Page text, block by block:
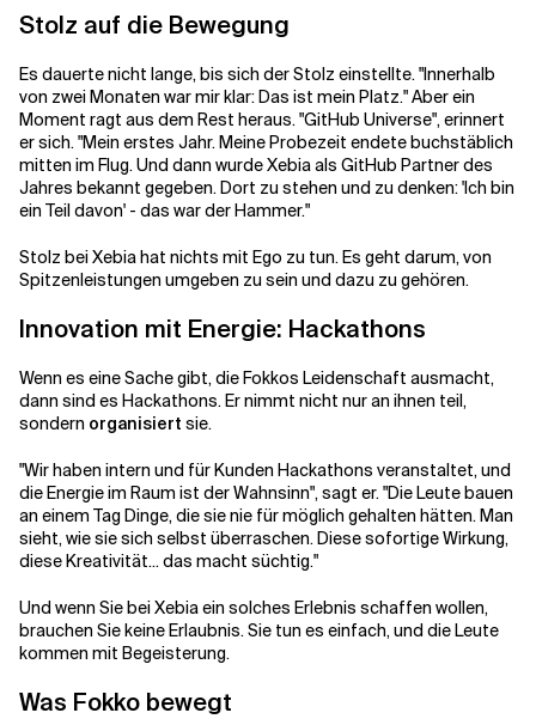
Stolz auf die Bewegung
Es dauerte nicht lange, bis sich der Stolz einstellte. "Innerhalb
von zwei Monaten war mir klar: Das ist mein Platz." Aber ein
Moment ragt aus dem Rest heraus. "GitHub Universe", erinnert
er sich. "Mein erstes Jahr. Meine Probezeit endete buchstäblich
mitten im Flug. Und dann wurde Xebia als GitHub Partner des
Jahres bekannt gegeben. Dort zu stehen und zu denken: 'Ich bin
ein Teil davon' - das war der Hammer."
Stolz bei Xebia hat nichts mit Ego zu tun. Es geht darum, von
Spitzenleistungen umgeben zu sein und dazu zu gehören.
Innovation mit Energie: Hackathons
Wenn es eine Sache gibt, die Fokkos Leidenschaft ausmacht,
dann sind es Hackathons. Er nimmt nicht nur an ihnen teil,
sondern organisiert sie.
"Wir haben intern und für Kunden Hackathons veranstaltet, und
die Energie im Raum ist der Wahnsinn", sagt er. "Die Leute bauen
an einem Tag Dinge, die sie nie für möglich gehalten hätten. Man
sieht, wie sie sich selbst überraschen. Diese sofortige Wirkung,
diese Kreativität... das macht süchtig."
Und wenn Sie bei Xebia ein solches Erlebnis schaffen wollen,
brauchen Sie keine Erlaubnis. Sie tun es einfach, und die Leute
kommen mit Begeisterung.
Was Fokko bewegt